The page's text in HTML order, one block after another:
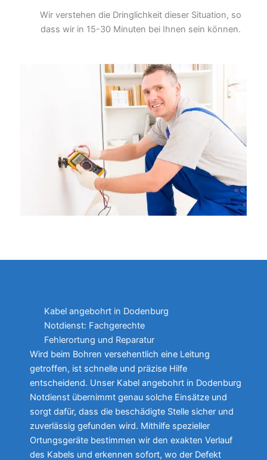
Wir verstehen die Dringlichkeit dieser Situation, so
dass wir in 15-30 Minuten bei Ihnen sein können.
Kabel angebohrt in Dodenburg
Notdienst: Fachgerechte
Fehlerortung und Reparatur
Wird beim Bohren versehentlich eine Leitung
getroffen, ist schnelle und präzise Hilfe
entscheidend. Unser Kabel angebohrt in Dodenburg
Notdienst übernimmt genau solche Einsätze und
sorgt dafür, dass die beschädigte Stelle sicher und
zuverlässig gefunden wird. Mithilfe spezieller
Ortungsgeräte bestimmen wir den exakten Verlauf
des Kabels und erkennen sofort, wo der Defekt